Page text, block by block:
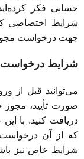
حسابی فکر
شرایط اختصاصی
جهت درخواست
شرایط درخواست
می‌توانید قبل از
صورت تأیید، مجوز
دریافت کنید. با
که از آن
شرایط خاص نیز